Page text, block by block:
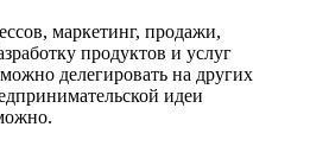
маркетинг, продажи,
продуктов и услуг
делегировать на других
идеи